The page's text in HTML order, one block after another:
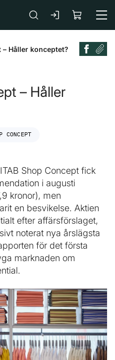
Håller konceptet?
– Håller
CONCEPT
Shop Concept fick
i augusti
kronor), men
en besvikelse. Aktien
efter affärsförslaget,
noterat nya årslägsta
för det första
marknaden om